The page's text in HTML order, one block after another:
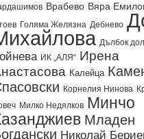
Врабево Вяра
Голяма Желязна Дебнево
Дълбок дол
ИК „АЛЯ“ Ирена
Калейца
Корнелия Нинова
Милко Недялков Минчо
Младен
Николай